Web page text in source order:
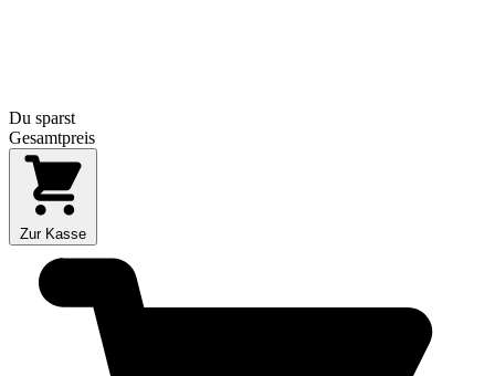
Du sparst
Gesamtpreis
Zur Kasse